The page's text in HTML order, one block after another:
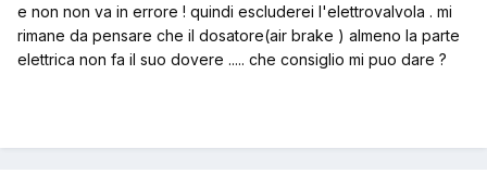
e non non va in errore ! quindi escluderei l'elettrovalvola . mi
rimane da pensare che il dosatore(air brake ) almeno la parte
elettrica non fa il suo dovere ..... che consiglio mi puo dare ?